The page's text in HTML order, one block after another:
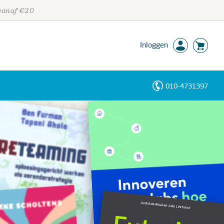
€20
Inloggen
010-4731397
Personen
Trefwoorden